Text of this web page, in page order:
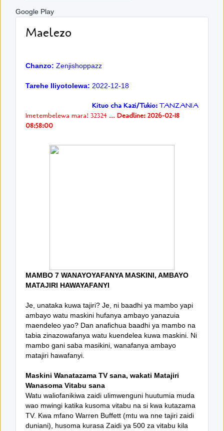
Google Play
Maelezo
Chanzo: Zenjishoppazz
Tarehe Iliyotolewa: 2022-12-18
Kituo cha Kazi/Tukio: TANZANIA
Imetembelewa mara! 32324 ... Deadline: 2026-02-18
08:58:00
MAMBO 7 WANAYOYAFANYA MASKINI, AMBAYO
MATAJIRI HAWAYAFANYI
Je, unataka kuwa tajiri? Je, ni baadhi ya mambo yapi
ambayo watu maskini hufanya ambayo yanazuia
maendeleo yao? Dan anafichua baadhi ya mambo na
tabia zinazowafanya watu kuendelea kuwa maskini. Ni
mambo gani saba masikini, wanafanya ambayo
matajiri hawafanyi.
Maskini Wanatazama TV sana, wakati Matajiri
Wanasoma Vitabu sana
Watu waliofanikiwa zaidi ulimwenguni huutumia muda
wao mwingi katika kusoma vitabu na si kwa kutazama
TV. Kwa mfano Warren Buffett (mtu wa nne tajiri zaidi
duniani), husoma kurasa Zaidi ya 500 za vitabu kila